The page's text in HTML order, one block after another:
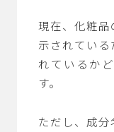
現在、化粧
示されてい
れているか
す。
ただし、成